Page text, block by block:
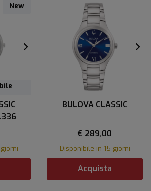
New
BULOVA CLASSIC
€ 289,00
Disponibile in 15 giorni
Acquista